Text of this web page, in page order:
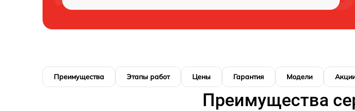
Преимущества Этапы работ Цены Гарантия Модели
Преимущества